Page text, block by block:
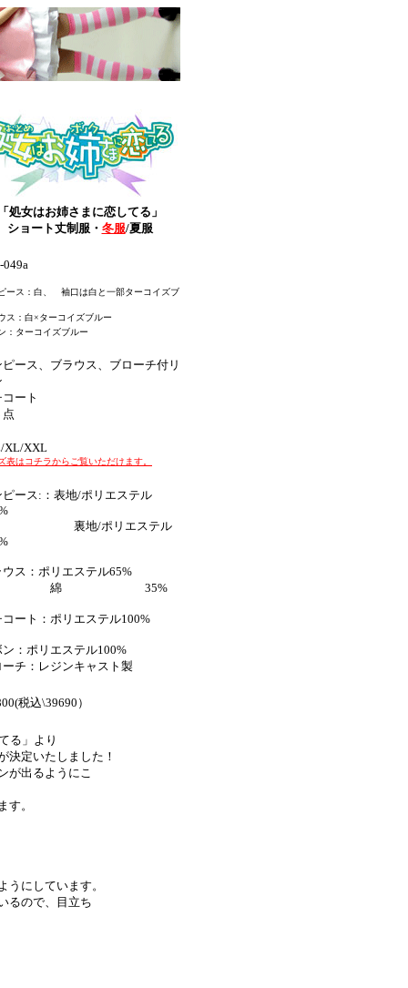
「処女はお姉さまに恋してる」
ショート丈制服・ 冬服/夏服
049a
ース：白、 袖口は白と一部ターコイズブ
ス：白×ターコイズブルー
：ターコイズブルー
ピース、ブラウス、ブローチ付リ
ート
点
XL/XXL
表はコチラからご覧いただけます。
ピース:：表地/ポリエステル
裏地/ポリエステル
ウス：ポリエステル65%
35%
コート：ポリエステル100%
ン：ポリエステル100%
ーチ：レジンキャスト製
(税込\39690）
る」より
決定いたしました！
が出るようにこ
す。
にしています。
るので、目立ち